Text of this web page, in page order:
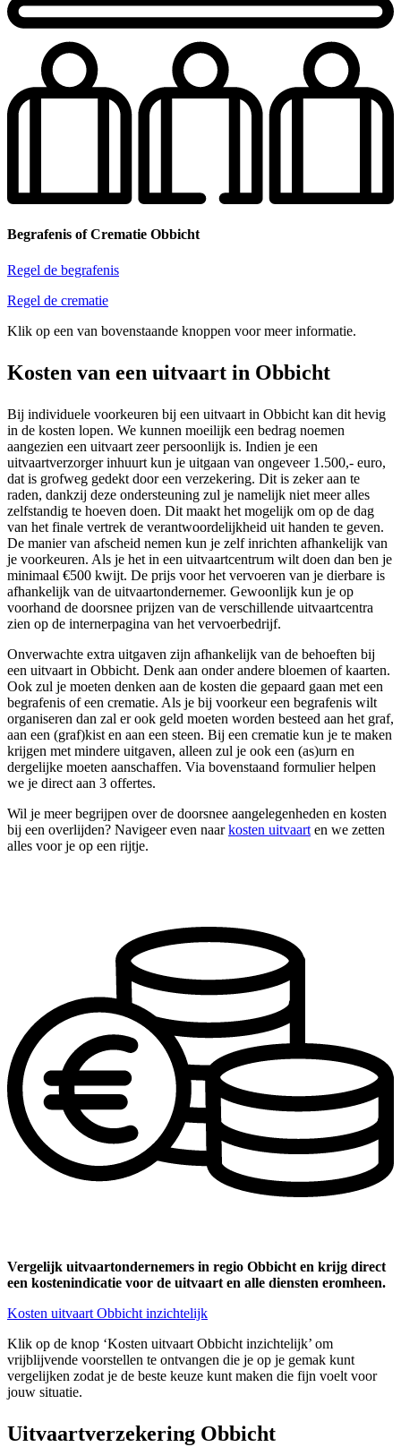
Begrafenis of Crematie Obbicht
Regel de begrafenis
Regel de crematie
Klik op een van bovenstaande knoppen voor meer informatie.
Kosten van een uitvaart in Obbicht
Bij individuele voorkeuren bij een uitvaart in Obbicht kan dit hevig
in de kosten lopen. We kunnen moeilijk een bedrag noemen
aangezien een uitvaart zeer persoonlijk is. Indien je een
uitvaartverzorger inhuurt kun je uitgaan van ongeveer 1.500,- euro,
dat is grofweg gedekt door een verzekering. Dit is zeker aan te
raden, dankzij deze ondersteuning zul je namelijk niet meer alles
zelfstandig te hoeven doen. Dit maakt het mogelijk om op de dag
van het finale vertrek de verantwoordelijkheid uit handen te geven.
De manier van afscheid nemen kun je zelf inrichten afhankelijk van
je voorkeuren. Als je het in een uitvaartcentrum wilt doen dan ben je
minimaal €500 kwijt. De prijs voor het vervoeren van je dierbare is
afhankelijk van de uitvaartondernemer. Gewoonlijk kun je op
voorhand de doorsnee prijzen van de verschillende uitvaartcentra
zien op de internerpagina van het vervoerbedrijf.
Onverwachte extra uitgaven zijn afhankelijk van de behoeften bij
een uitvaart in Obbicht. Denk aan onder andere bloemen of kaarten.
Ook zul je moeten denken aan de kosten die gepaard gaan met een
begrafenis of een crematie. Als je bij voorkeur een begrafenis wilt
organiseren dan zal er ook geld moeten worden besteed aan het graf,
aan een (graf)kist en aan een steen. Bij een crematie kun je te maken
krijgen met mindere uitgaven, alleen zul je ook een (as)urn en
dergelijke moeten aanschaffen. Via bovenstaand formulier helpen
we je direct aan 3 offertes.
Wil je meer begrijpen over de doorsnee aangelegenheden en kosten
bij een overlijden? Navigeer even naarkosten uitvaart en we zetten
alles voor je op een rijtje.
Vergelijk uitvaartondernemers in regio Obbicht en krijg direct
een kostenindicatie voor de uitvaart en alle diensten eromheen.
Kosten uitvaart Obbicht inzichtelijk
Klik op de knop ‘Kosten uitvaart Obbicht inzichtelijk’ om
vrijblijvende voorstellen te ontvangen die je op je gemak kunt
vergelijken zodat je de beste keuze kunt maken die fijn voelt voor
jouw situatie.
Uitvaartverzekering Obbicht